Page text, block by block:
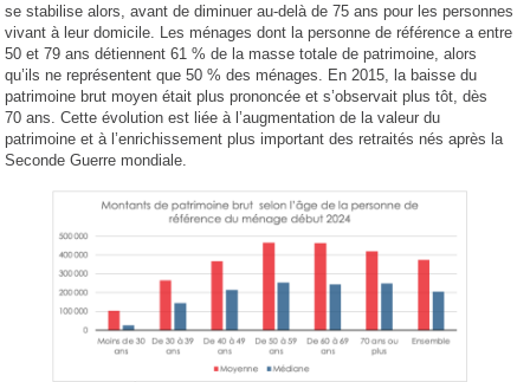
se stabilise alors, avant de diminuer au‑delà de 75 ans pour les personnes
vivant à leur domicile. Les ménages dont la personne de référence a entre
50 et 79 ans détiennent 61 % de la masse totale de patrimoine, alors
qu’ils ne représentent que 50 % des ménages. En 2015, la baisse du
patrimoine brut moyen était plus prononcée et s’observait plus tôt, dès
70 ans. Cette évolution est liée à l’augmentation de la valeur du
patrimoine et à l’enrichissement plus important des retraités nés après la
Seconde Guerre mondiale.